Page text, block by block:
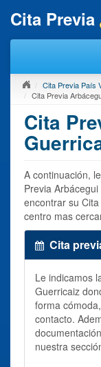
Cita Previa
Cita Previa País
Cita Previa
Cita
A continuación,
Previa
encontrar su
centro mas
Cita
Le indicamos
Guerricaiz
forma
contacto.
nuestra